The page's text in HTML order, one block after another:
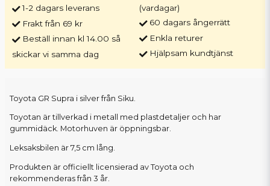
1-2 dagars leverans
Frakt från 69 kr
Beställ innan kl 14.00 så
skickar vi samma dag
(vardagar)
60 dagars ångerrätt
Enkla returer
Hjälpsam kundtjänst
Toyota GR Supra i silver från Siku.
Toyotan är tillverkad i metall med plastdetaljer och har
gummidäck. Motorhuven är öppningsbar.
Leksaksbilen är 7,5 cm lång.
Produkten är officiellt licensierad av Toyota och
rekommenderas från 3 år.